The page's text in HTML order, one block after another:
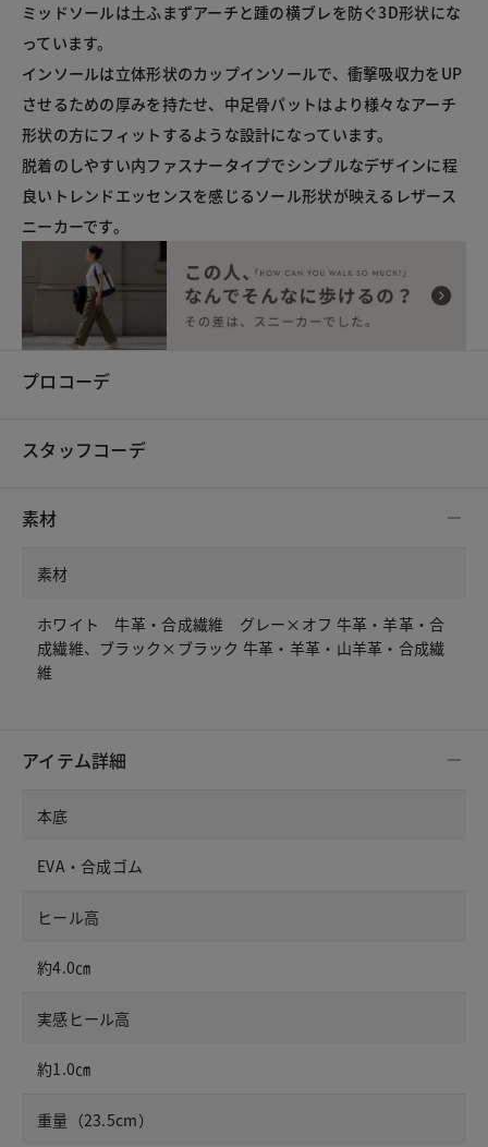
ミッドソールは土ふまずアーチと踵の横ブレを防ぐ3D形状にな
っています。
インソールは立体形状のカップインソールで、衝撃吸収力をUP
させるための厚みを持たせ、中足骨パットはより様々なアーチ
形状の方にフィットするような設計になっています。
脱着のしやすい内ファスナータイプでシンプルなデザインに程
良いトレンドエッセンスを感じるソール形状が映えるレザース
プロコーデ
スタッフコーデ
素材
素材
ホワイト 牛革・合成繊維 グレー×オフ 牛革・羊革・合
成繊維、ブラック×ブラック 牛革・羊革・山羊革・合成繊
維
アイテム詳細
本底
EVA・合成ゴム
ヒール高
約4.0㎝
実感ヒール高
約1.0㎝
重量（23.5cm）